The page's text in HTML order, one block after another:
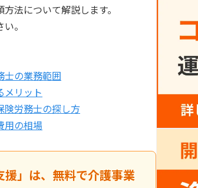
法について解説します。
。
士の業務範囲
メリット
険労務士の探し方
用の相場
援」は、無料で介護事業